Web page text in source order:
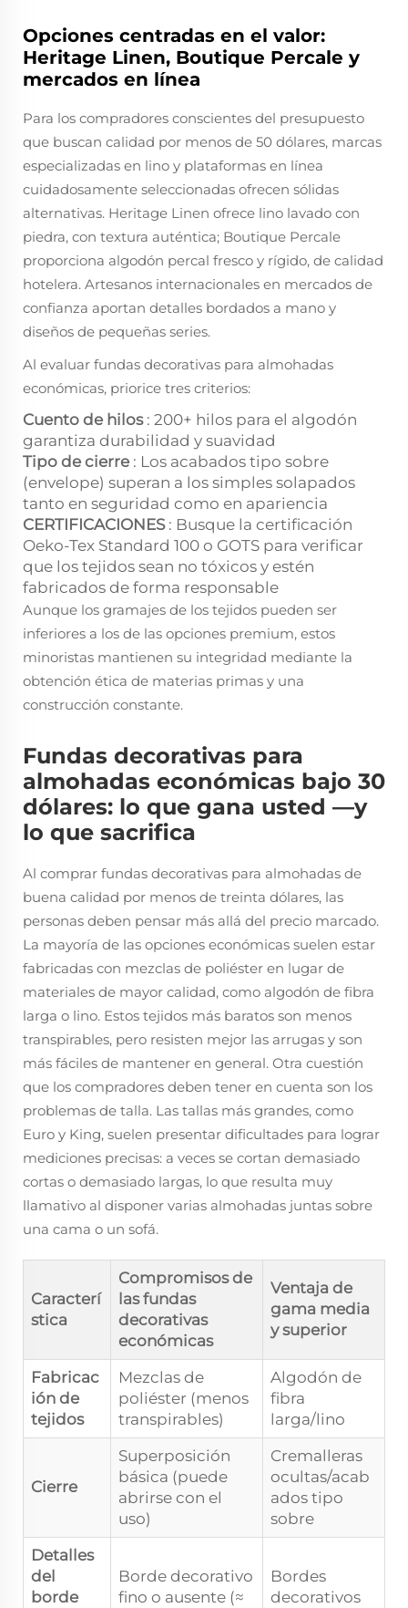
Opciones centradas en el valor:
Heritage Linen, Boutique Percale y
mercados en línea
Para los compradores conscientes del presupuesto
que buscan calidad por menos de 50 dólares, marcas
especializadas en lino y plataformas en línea
cuidadosamente seleccionadas ofrecen sólidas
alternativas. Heritage Linen ofrece lino lavado con
piedra, con textura auténtica; Boutique Percale
proporciona algodón percal fresco y rígido, de calidad
hotelera. Artesanos internacionales en mercados de
confianza aportan detalles bordados a mano y
diseños de pequeñas series.
Al evaluar fundas decorativas para almohadas
económicas, priorice tres criterios:
Cuento de hilos : 200+ hilos para el algodón
garantiza durabilidad y suavidad
Tipo de cierre : Los acabados tipo sobre
(envelope) superan a los simples solapados
tanto en seguridad como en apariencia
CERTIFICACIONES : Busque la certificación
Oeko-Tex Standard 100 o GOTS para verificar
que los tejidos sean no tóxicos y estén
fabricados de forma responsable
Aunque los gramajes de los tejidos pueden ser
inferiores a los de las opciones premium, estos
minoristas mantienen su integridad mediante la
obtención ética de materias primas y una
construcción constante.
Fundas decorativas para
almohadas económicas bajo 30
dólares: lo que gana usted —y
lo que sacrifica
Al comprar fundas decorativas para almohadas de
buena calidad por menos de treinta dólares, las
personas deben pensar más allá del precio marcado.
La mayoría de las opciones económicas suelen estar
fabricadas con mezclas de poliéster en lugar de
materiales de mayor calidad, como algodón de fibra
larga o lino. Estos tejidos más baratos son menos
transpirables, pero resisten mejor las arrugas y son
más fáciles de mantener en general. Otra cuestión
que los compradores deben tener en cuenta son los
problemas de talla. Las tallas más grandes, como
Euro y King, suelen presentar dificultades para lograr
mediciones precisas: a veces se cortan demasiado
cortas o demasiado largas, lo que resulta muy
llamativo al disponer varias almohadas juntas sobre
una cama o un sofá.
Caracterí
stica
Compromisos de
las fundas
decorativas
económicas
Ventaja de
gama media
y superior
Fabricac
ión de
tejidos
Mezclas de
poliéster (menos
transpirables)
Algodón de
fibra
larga/lino
Cierre
Superposición
básica (puede
abrirse con el
uso)
Cremalleras
ocultas/acab
ados tipo
sobre
Detalles
del
borde
Borde decorativo
fino o ausente (≈
Bordes
decorativos